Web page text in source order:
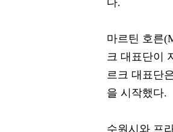
다.
마르틴 호른
크 대표단이
르크 대표단
을 시작했다.
수원시와 프